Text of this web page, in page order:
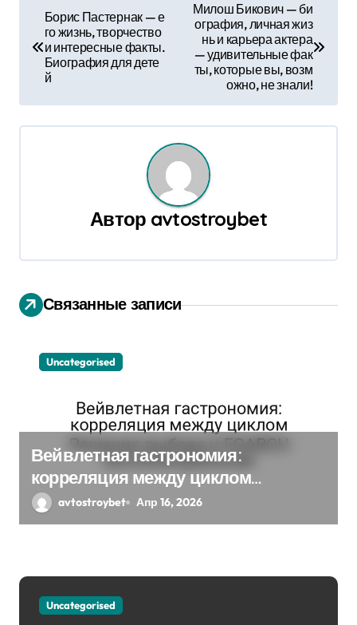
и
г
я
п
п
и
я
Борис Пастернак — е
го жизнь, творчество
и интересные факты.
Биография для дете
й
Милош Бикович — би
ография, личная жиз
нь и карьера актера
— удивительные фак
ты, которые вы, возм
ожно, не знали!
Автор avtostroybet
Связанные записи
Uncategorised
Вейвлетная гастрономия:
корреляция между циклом
Решения выбора и EGARCH
экспоненциальная
avtostroybet Апр 16, 2026
Uncategorised